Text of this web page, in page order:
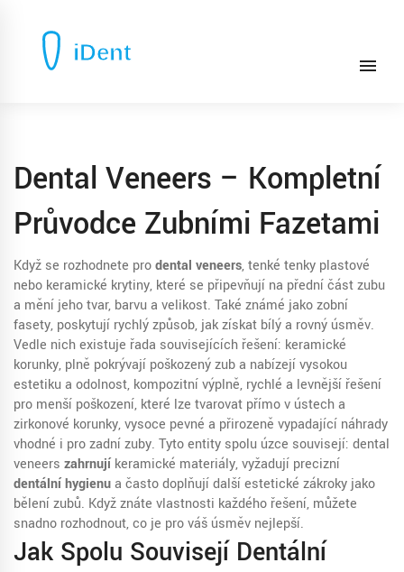
Dental Veneers – Kompletní
Průvodce Zubními Fazetami
Když se rozhodnete prodental veneers,tenké tenky plastové
nebo keramické krytiny, které se připevňují na přední část zubu
a mění jeho tvar, barvu a velikost. Také známé jakozobní
fasety, poskytují rychlý způsob, jak získat bílý a rovný úsměv.
Vedle nich existuje řada souvisejících řešení: keramické
korunky, plně pokrývají poškozený zub a nabízejí vysokou
estetiku a odolnost, kompozitní výplně, rychlé a levnější řešení
pro menší poškození, které lze tvarovat přímo v ústecha
zirkonové korunky,vysoce pevné a přirozeně vypadající náhrady
vhodné i pro zadní zuby. Tyto entity spolu úzce souvisejí: dental
veneers zahrnují keramické materiály, vyžadují precizní
dentální hygienua často doplňují další estetické zákroky jako
bělení zubů. Když znáte vlastnosti každého řešení, můžete
snadno rozhodnout, co je pro váš úsměv nejlepší.
Jak Spolu Souvisejí Dentální